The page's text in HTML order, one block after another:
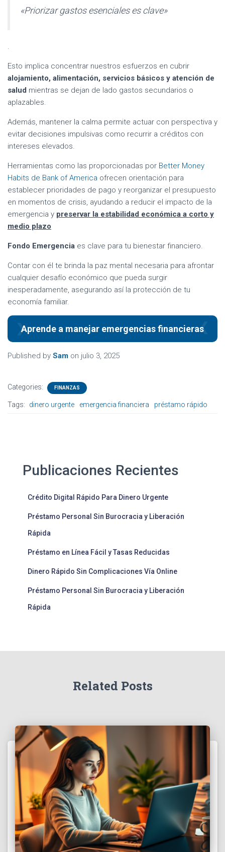
«Priorizar gastos esenciales es clave»
.
Esto implica concentrar nuestros esfuerzos en cubrir
alojamiento, alimentación, servicios básicos y atención de
salud mientras se dejan de lado gastos secundarios o
aplazables.
Además, mantener la calma permite actuar con perspectiva y
evitar decisiones impulsivas como recurrir a créditos con
intereses elevados.
Herramientas como las proporcionadas por Better Money
Habits de Bank of America ofrecen orientación para
establecer prioridades de pago y reorganizar el presupuesto
en momentos de crisis, ayudando a reducir el impacto de la
emergencia y preservar la estabilidad económica a corto y
medio plazo
Fondo Emergencia es clave para tu bienestar financiero.
Contar con él te brinda la paz mental necesaria para afrontar
cualquier desafío económico que pueda surgir
inesperadamente, asegurando así la protección de tu
economía familiar.
Aprende a manejar emergencias financieras
Published by Sam on julio 3, 2025
Categories: FINANZAS
Tags: dinero urgente emergencia financiera préstamo rápido
Publicaciones Recientes
Crédito Digital Rápido Para Dinero Urgente
Préstamo Personal Sin Burocracia y Liberación
Rápida
Préstamo en Línea Fácil y Tasas Reducidas
Dinero Rápido Sin Complicaciones Vía Online
Préstamo Personal Sin Burocracia y Liberación
Rápida
Related Posts